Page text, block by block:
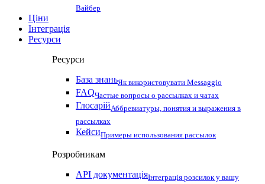
Вайбер
Ціни
Інтеграція
Ресурси
Ресурси
База знаньЯк використовувати Messaggio
FAQЧастые вопросы о рассылках и чатах
ГлосарійАббревиатуры, понятия и выражения в
рассылках
КейсиПримеры использования рассылок
Розробникам
API документаціяІнтеграція розсилок у вашу